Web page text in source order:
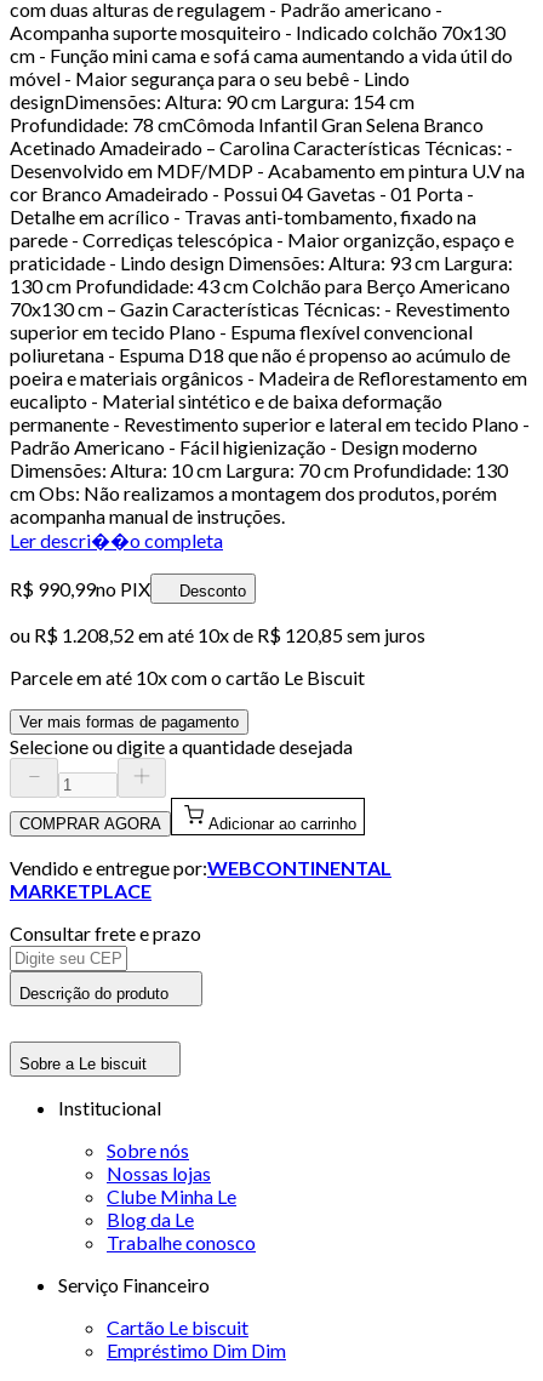
com duas alturas de regulagem - Padrão americano -
Acompanha suporte mosquiteiro - Indicado colchão 70x130
cm - Função mini cama e sofá cama aumentando a vida útil do
móvel - Maior segurança para o seu bebê - Lindo
designDimensões: Altura: 90 cm Largura: 154 cm
Profundidade: 78 cmCômoda Infantil Gran Selena Branco
Acetinado Amadeirado – Carolina Características Técnicas: -
Desenvolvido em MDF/MDP - Acabamento em pintura U.V na
cor Branco Amadeirado - Possui 04 Gavetas - 01 Porta -
Detalhe em acrílico - Travas anti-tombamento, fixado na
parede - Corrediças telescópica - Maior organizção, espaço e
praticidade - Lindo design Dimensões: Altura: 93 cm Largura:
130 cm Profundidade: 43 cm Colchão para Berço Americano
70x130 cm – Gazin Características Técnicas: - Revestimento
superior em tecido Plano - Espuma flexível convencional
poliuretana - Espuma D18 que não é propenso ao acúmulo de
poeira e materiais orgânicos - Madeira de Reflorestamento em
eucalipto - Material sintético e de baixa deformação
permanente - Revestimento superior e lateral em tecido Plano -
Padrão Americano - Fácil higienização - Design moderno
Dimensões: Altura: 10 cm Largura: 70 cm Profundidade: 130
cm Obs: Não realizamos a montagem dos produtos, porém
acompanha manual de instruções.
Ler descri��o completa
R$ 990,99no PIX Desconto
ou R$ 1.208,52 em até 10x de R$ 120,85 sem juros
Parcele em até 10x com o cartão Le Biscuit
Ver mais formas de pagamento
Selecione ou digite a quantidade desejada
COMPRAR AGORA Adicionar ao carrinho
Vendido e entregue por:WEBCONTINENTAL
MARKETPLACE
Consultar frete e prazo
Descrição do produto
Sobre a Le biscuit
Institucional
Sobre nós
Nossas lojas
Clube Minha Le
Blog da Le
Trabalhe conosco
Serviço Financeiro
Cartão Le biscuit
Empréstimo Dim Dim